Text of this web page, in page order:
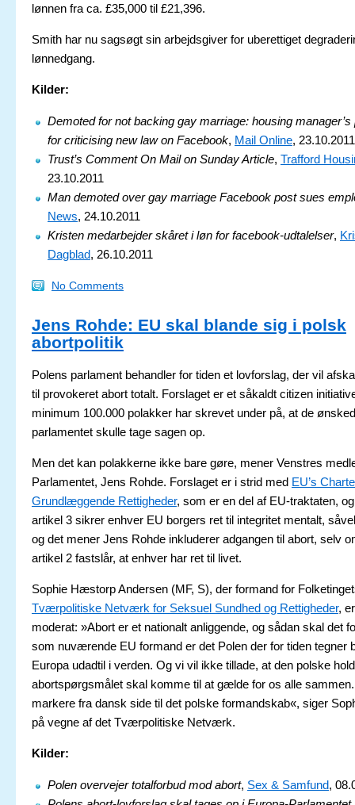
lønnen fra ca. £35,000 til £21,396.
Smith har nu sagsøgt sin arbejdsgiver for uberettiget
lønnedgang.
Kilder:
Demoted for not backing gay marriage: housing
for criticising new law on Facebook, Mail Online, 23.10.2011
Trust’s Comment On Mail on Sunday Article, Trafford
23.10.2011
Man demoted over gay marriage Facebook post sues
News, 24.10.2011
Kristen medarbejder skåret i løn for facebook-udtalelser,
Dagblad, 26.10.2011
No Comments
Jens Rohde: EU skal blande sig i polsk
abortpolitik
Polens parlament behandler for tiden et lovforslag, der vil
til provokeret abort totalt. Forslaget er et såkaldt citizen
minimum 100.000 polakker har skrevet under på, at de
parlamentet skulle tage sagen op.
Men det kan polakkerne ikke bare gøre, mener Venstres
Parlamentet, Jens Rohde. Forslaget er i strid med EU’s
Grundlæggende Rettigheder, som er en del af EU-traktaten,
artikel 3 sikrer enhver EU borgers ret til integritet mentalt,
og det mener Jens Rohde inkluderer adgangen til abort, selv
artikel 2 fastslår, at enhver har ret til livet.
Sophie Hæstorp Andersen (MF, S), der formand for
Tværpolitiske Netværk for Seksuel Sundhed og Rettigheder,
moderat: »Abort er et nationalt anliggende, og sådan skal det
som nuværende EU formand er det Polen der for tiden tegner
Europa udadtil i verden. Og vi vil ikke tillade, at den polske
abortspørgsmålet skal komme til at gælde for os alle
markere fra dansk side til det polske formandskab«, siger
på vegne af det Tværpolitiske Netværk.
Kilder:
Polen overvejer totalforbud mod abort, Sex & Samfund,